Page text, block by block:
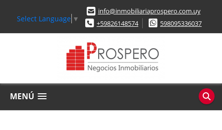
Select Language ▼
info@inmobiliariaprospero.com.uy
+59826148574
598095336037
MENÚ